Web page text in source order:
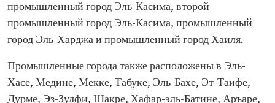
промышленный город Эль-Касима, второй
промышленный город Эль-Касима, промышленный
город Эль-Харджа и промышленный город Хаиля.
Промышленные города также расположены в Эль-
Хасе, Медине, Мекке, Табуке, Эль-Бахе, Эт-Таифе,
Дурме, Эз-Зулфи, Шакре, Хафар-эль-Батине, Аръаре,